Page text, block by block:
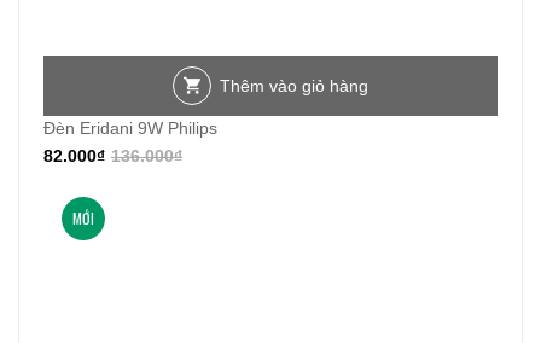
Thêm vào giỏ hàng
Đèn Eridani 9W Philips
136.000₫
82.000₫
MỚI